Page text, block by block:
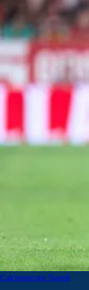
Calciomercato Napoli